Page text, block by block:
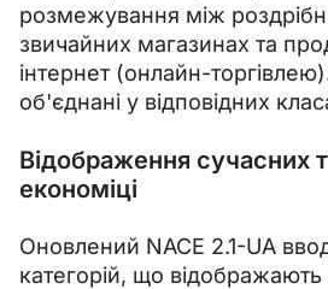
розмежування між
звичайних магазинах та
інтернет (онлайн-
об'єднані у відповідних
Відображення сучасних
економіці
Оновлений NACE 2.1-UA
категорій, що відображають